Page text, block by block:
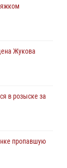
Жукова
в розыске за
пропавшую